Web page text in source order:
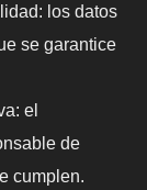
los datos
se garantice
el
de
cumplen.